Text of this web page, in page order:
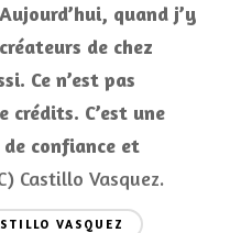
quand j’y
de chez
Ce n’est pas
crédits. C’est une
confiance et
Castillo Vasquez.
VASQUEZ